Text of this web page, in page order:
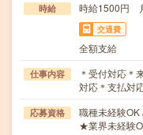
時給 時給1500円
交通費
全額支給
仕事内容
＊受付対応＊
対応＊支払対
応募資格
職種未経験OK
★業界未経験